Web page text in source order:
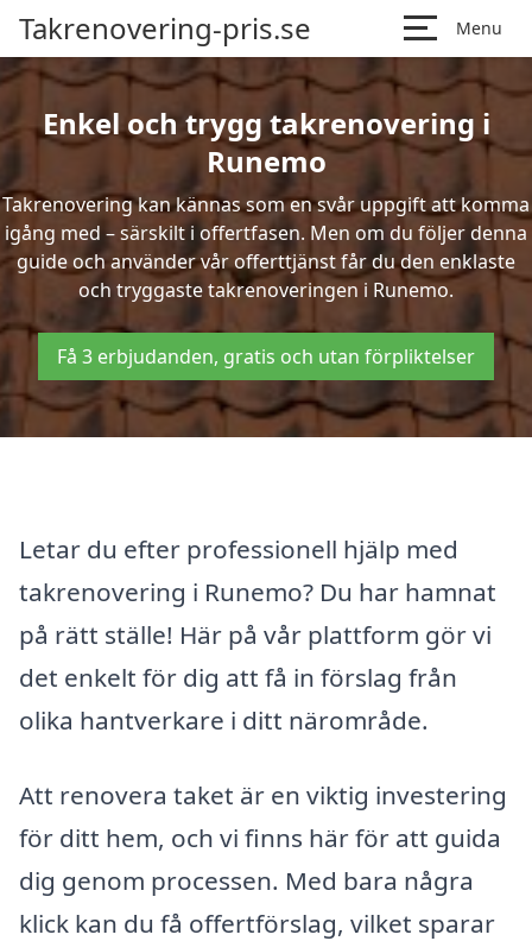
Takrenovering-pris.se Menu
Enkel och trygg takrenovering i
Runemo
Takrenovering kan kännas som en svår uppgift att komma
igång med – särskilt i offertfasen. Men om du följer denna
guide och använder vår offerttjänst får du den enklaste
och tryggaste takrenoveringen i Runemo.
Få 3 erbjudanden, gratis och utan förpliktelser
Letar du efter professionell hjälp med
takrenovering i Runemo? Du har hamnat
på rätt ställe! Här på vår plattform gör vi
det enkelt för dig att få in förslag från
olika hantverkare i ditt närområde.
Att renovera taket är en viktig investering
för ditt hem, och vi finns här för att guida
dig genom processen. Med bara några
klick kan du få offertförslag, vilket sparar